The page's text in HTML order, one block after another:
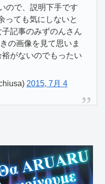
ので、説明下手です
っても気にしないと
記事のみずのんさん
の画像を見て思いま
がないのでもったい
2015, 7月 4